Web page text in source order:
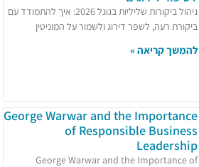
ניהול ביקורות שליליות בגוגל 2026: איך להתמודד עם
ביקורת רעה, לשפר דירוג ולשמור על המוניטין
להמשך קריאה »
George Warwar and the Importance
of Responsible Business
Leadership
George Warwar and the Importance of